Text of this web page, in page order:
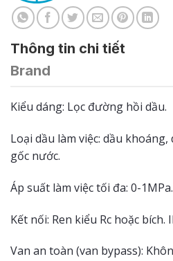
Thông tin chi tiết
Brand
Kiểu dáng: Lọc đường hồi dầu.
Loại dầu làm việc: dầu
gốc nước.
Áp suất làm việc tối đa: 0-1MPa.
Kết nối: Ren kiểu Rc hoặc bích.
Van an toàn (van bypass):